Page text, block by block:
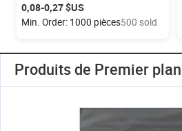
pêche souples, emballage
personnalisé pour leurres de
pêche, boîte d'emballage en blister
0,08-0,27 $US
Min. Order: 1000 pièces500 sold
Produits de Premier plan